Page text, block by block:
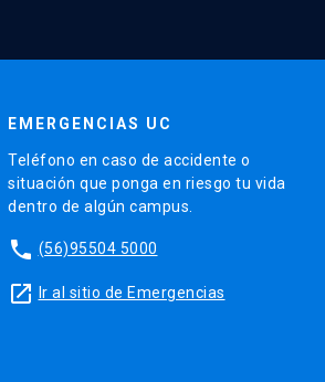
EMERGENCIAS UC
Teléfono en caso de accidente o
situación que ponga en riesgo tu vida
dentro de algún campus.
phone (56)95504 5000
launch Ir al sitio de Emergencias